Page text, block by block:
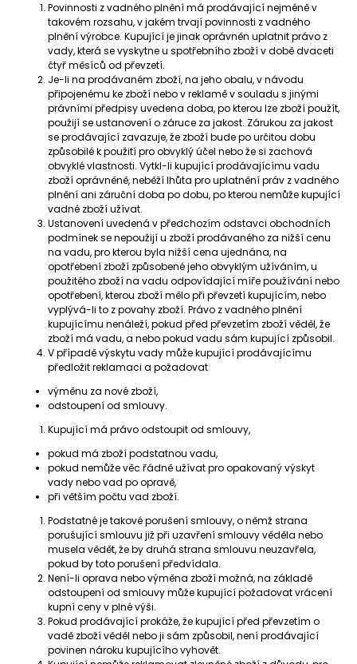
Povinnosti z vadného plnění má prodávající nejméně v
takovém rozsahu, v jakém trvají povinnosti z vadného
plnění výrobce. Kupující je jinak oprávněn uplatnit právo z
vady, která se vyskytne u spotřebního zboží v době dvaceti
čtyř měsíců od převzetí.
Je-li na prodávaném zboží, na jeho obalu, v návodu
připojenému ke zboží nebo v reklamě v souladu s jinými
právními předpisy uvedena doba, po kterou lze zboží použít,
použijí se ustanovení o záruce za jakost. Zárukou za jakost
se prodávající zavazuje, že zboží bude po určitou dobu
způsobilé k použití pro obvyklý účel nebo že si zachová
obvyklé vlastnosti. Vytkl-li kupující prodávajícímu vadu
zboží oprávněně, neběží lhůta pro uplatnění práv z vadného
plnění ani záruční doba po dobu, po kterou nemůže kupující
vadné zboží užívat.
Ustanovení uvedená v předchozím odstavci obchodních
podmínek se nepoužijí u zboží prodávaného za nižší cenu
na vadu, pro kterou byla nižší cena ujednána, na
opotřebení zboží způsobené jeho obvyklým užíváním, u
použitého zboží na vadu odpovídající míře používání nebo
opotřebení, kterou zboží mělo při převzetí kupujícím, nebo
vyplývá-li to z povahy zboží. Právo z vadného plnění
kupujícímu nenáleží, pokud před převzetím zboží věděl, že
zboží má vadu, a nebo pokud vadu sám kupující způsobil.
V případě výskytu vady může kupující prodávajícímu
předložit reklamaci a požadovat
výměnu za nové zboží,
odstoupení od smlouvy.
Kupující má právo odstoupit od smlouvy,
pokud má zboží podstatnou vadu,
pokud nemůže věc řádně užívat pro opakovaný výskyt
vady nebo vad po opravě,
při větším počtu vad zboží.
Podstatné je takové porušení smlouvy, o němž strana
porušující smlouvu již při uzavření smlouvy věděla nebo
musela vědět, že by druhá strana smlouvu neuzavřela,
pokud by toto porušení předvídala.
Není-li oprava nebo výměna zboží možná, na základě
odstoupení od smlouvy může kupující požadovat vrácení
kupní ceny v plné výši.
Pokud prodávající prokáže, že kupující před převzetím o
vadě zboží věděl nebo ji sám způsobil, není prodávající
povinen nároku kupujícího vyhovět.